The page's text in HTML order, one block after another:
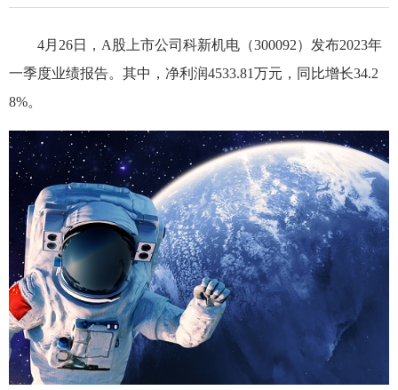
4月26日，A股上市公司科新机电（300092）发布2023年
一季度业绩报告。其中，净利润4533.81万元，同比增长34.2
8%。